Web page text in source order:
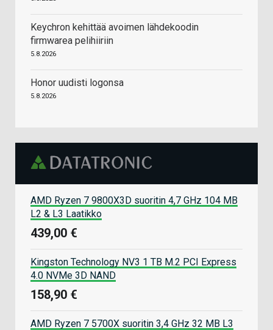
Keychron kehittää avoimen lähdekoodin
firmwarea pelihiiriin
5.8.2026
Honor uudisti logonsa
5.8.2026
AMD Ryzen 7 9800X3D suoritin 4,7 GHz 104 MB
L2 & L3 Laatikko
439,00 €
Kingston Technology NV3 1 TB M.2 PCI Express
4.0 NVMe 3D NAND
158,90 €
AMD Ryzen 7 5700X suoritin 3,4 GHz 32 MB L3